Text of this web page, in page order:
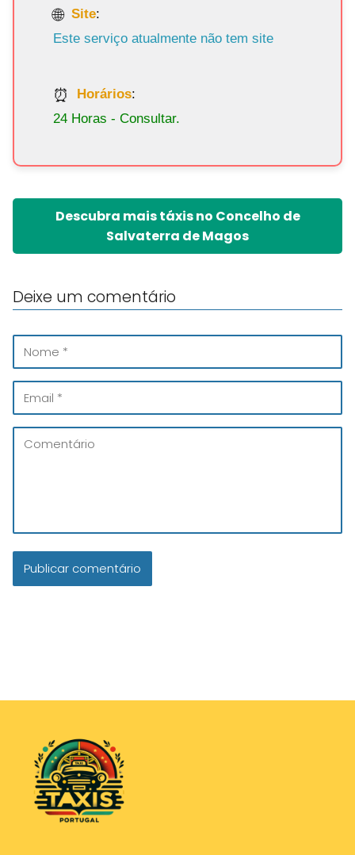
Site:
Este serviço atualmente não tem site
Horários:
24 Horas - Consultar.
Descubra mais táxis no Concelho de
Salvaterra de Magos
Deixe um comentário